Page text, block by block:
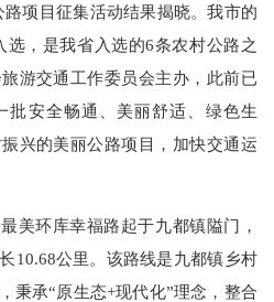
项目征集活动结果揭晓。我市的
，是我省入选的6条农村公路之
游交通工作委员会主办，此前已
批安全畅通、美丽舒适、绿色生
兴的美丽公路项目，加快交通运
美环库幸福路起于九都镇隘门，
10.68公里。该路线是九都镇乡村
秉承“原生态+现代化”理念，整合